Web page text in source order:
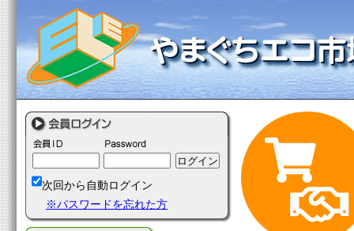
次回から自動ログイン
※パスワードを忘れた方